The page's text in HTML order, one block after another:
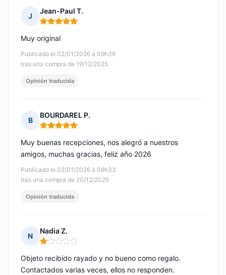
J
Jean-Paul T.
Nota: 5 de 5
Publicado el 02/01/2026 à 09h36
tras una compra de 19/12/2025
Muy original
Opinión traducida
B
BOURDAREL P.
Nota: 5 de 5
Publicado el 02/01/2026 à 09h33
tras una compra de 20/12/2025
Muy buenas recepciones, nos alegró a nuestros
amigos, muchas gracias, feliz año 2026
Opinión traducida
N
Nadia Z.
Nota: 1 de 5
Objeto recibido rayado y no bueno como regalo.
Contactados varias veces, ellos no responden.